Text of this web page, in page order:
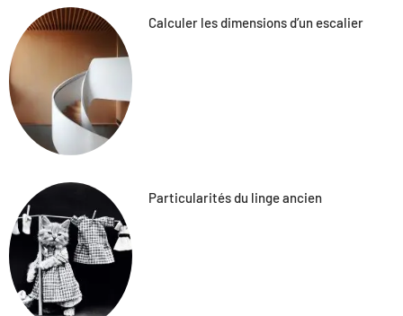
Calculer les dimensions d’un escalier
Particularités du linge ancien